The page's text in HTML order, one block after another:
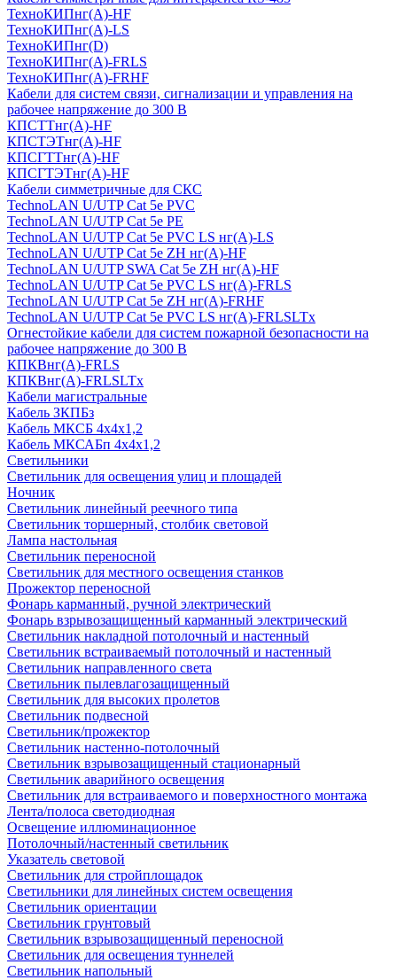
ТеxноКИПнг(A)-HF
ТеxноКИПнг(A)-LS
ТеxноКИПнг(D)
ТехноКИПнг(A)-FRLS
ТехноКИПнг(A)-FRHF
Кабели для систем связи, сигнализации и управления на
рабочее напряжение до 300 В
КПСТТнг(A)-HF
КПСТЭТнг(A)-HF
КПСГТТнг(A)-HF
КПСГТЭТнг(A)-HF
Кабели симметричные для СКС
TechnoLAN U/UTP Cat 5e PVC
TechnoLAN U/UTP Cat 5e PE
TechnoLAN U/UTP Cat 5e PVC LS нг(A)-LS
TechnoLAN U/UTP Cat 5e ZH нг(A)-HF
TechnoLAN U/UTP SWA Cat 5e ZH нг(A)-HF
TechnoLAN U/UTP Cat 5e PVC LS нг(A)-FRLS
TechnoLAN U/UTP Cat 5e ZH нг(A)-FRHF
TechnoLAN U/UTP Cat 5e PVC LS нг(A)-FRLSLTx
Огнестойкие кабели для систем пожарной безопасности на
рабочее напряжение до 300 В
КПКВнг(A)-FRLS
КПКВнг(A)-FRLSLTx
Кабели магистральные
Кабель ЗКПБз
Кабель МКСБ 4х4х1,2
Кабель МКСАБп 4х4х1,2
Светильники
Светильник для освещения улиц и площадей
Ночник
Светильник линейный реечного типа
Светильник торшерный, столбик световой
Лампа настольная
Светильник переносной
Светильник для местного освещения станков
Прожектор переносной
Фонарь карманный, ручной электрический
Фонарь взрывозащищенный карманный электрический
Светильник накладной потолочный и настенный
Светильник встраиваемый потолочный и настенный
Светильник направленного света
Светильник пылевлагозащищенный
Светильник для высоких пролетов
Светильник подвесной
Светильник/прожектор
Светильник настенно-потолочный
Светильник взрывозащищенный стационарный
Светильник аварийного освещения
Светильник для встраиваемого и поверхностного монтажа
Лента/полоса светодиодная
Освещение иллюминационное
Потолочный/настенный светильник
Указатель световой
Светильник для стройплощадок
Светильники для линейных систем освещения
Светильник ориентации
Светильник грунтовый
Светильник взрывозащищенный переносной
Светильник для освещения туннелей
Светильник напольный